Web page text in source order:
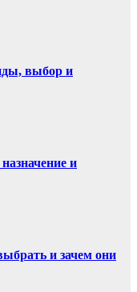
выбор и
и
и зачем они